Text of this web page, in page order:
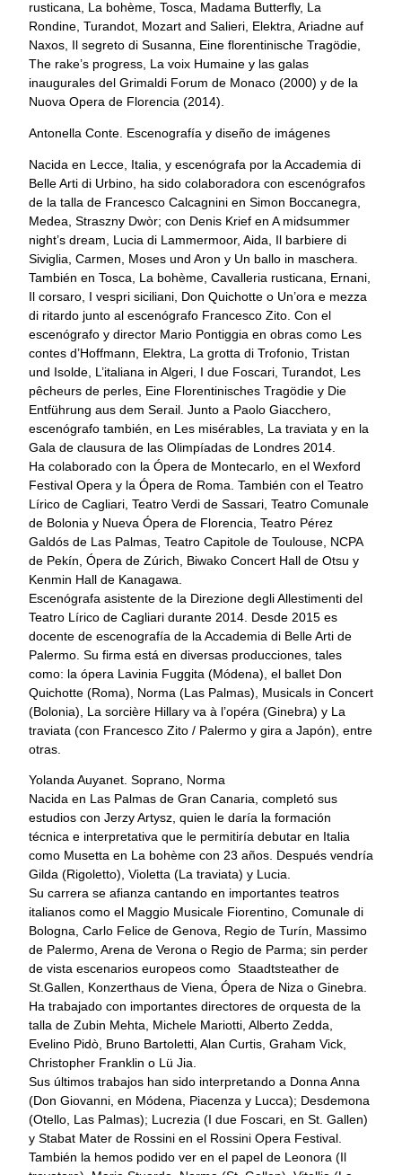
rusticana, La bohème, Tosca, Madama Butterfly, La
Rondine, Turandot, Mozart and Salieri, Elektra, Ariadne auf
Naxos, Il segreto di Susanna, Eine florentinische Tragödie,
The rake’s progress, La voix Humaine y las galas
inaugurales del Grimaldi Forum de Monaco (2000) y de la
Nuova Opera de Florencia (2014).
Antonella Conte. Escenografía y diseño de imágenes
Nacida en Lecce, Italia, y escenógrafa por la Accademia di
Belle Arti di Urbino, ha sido colaboradora con escenógrafos
de la talla de Francesco Calcagnini en Simon Boccanegra,
Medea, Straszny Dwòr; con Denis Krief en A midsummer
night’s dream, Lucia di Lammermoor, Aida, Il barbiere di
Siviglia, Carmen, Moses und Aron y Un ballo in maschera.
También en Tosca, La bohème, Cavalleria rusticana, Ernani,
Il corsaro, I vespri siciliani, Don Quichotte o Un’ora e mezza
di ritardo junto al escenógrafo Francesco Zito. Con el
escenógrafo y director Mario Pontiggia en obras como Les
contes d’Hoffmann, Elektra, La grotta di Trofonio, Tristan
und Isolde, L’italiana in Algeri, I due Foscari, Turandot, Les
pêcheurs de perles, Eine Florentinisches Tragödie y Die
Entführung aus dem Serail. Junto a Paolo Giacchero,
escenógrafo también, en Les misérables, La traviata y en la
Gala de clausura de las Olimpíadas de Londres 2014.
Ha colaborado con la Ópera de Montecarlo, en el Wexford
Festival Opera y la Ópera de Roma. También con el Teatro
Lírico de Cagliari, Teatro Verdi de Sassari, Teatro Comunale
de Bolonia y Nueva Ópera de Florencia, Teatro Pérez
Galdós de Las Palmas, Teatro Capitole de Toulouse, NCPA
de Pekín, Ópera de Zúrich, Biwako Concert Hall de Otsu y
Kenmin Hall de Kanagawa.
Escenógrafa asistente de la Direzione degli Allestimenti del
Teatro Lírico de Cagliari durante 2014. Desde 2015 es
docente de escenografía de la Accademia di Belle Arti de
Palermo. Su firma está en diversas producciones, tales
como: la ópera Lavinia Fuggita (Módena), el ballet Don
Quichotte (Roma), Norma (Las Palmas), Musicals in Concert
(Bolonia), La sorcière Hillary va à l’opéra (Ginebra) y La
traviata (con Francesco Zito / Palermo y gira a Japón), entre
otras.
Yolanda Auyanet. Soprano, Norma
Nacida en Las Palmas de Gran Canaria, completó sus
estudios con Jerzy Artysz, quien le daría la formación
técnica e interpretativa que le permitiría debutar en Italia
como Musetta en La bohème con 23 años. Después vendría
Gilda (Rigoletto), Violetta (La traviata) y Lucia.
Su carrera se afianza cantando en importantes teatros
italianos como el Maggio Musicale Fiorentino, Comunale di
Bologna, Carlo Felice de Genova, Regio de Turín, Massimo
de Palermo, Arena de Verona o Regio de Parma; sin perder
de vista escenarios europeos como Staadtsteather de
St.Gallen, Konzerthaus de Viena, Ópera de Niza o Ginebra.
Ha trabajado con importantes directores de orquesta de la
talla de Zubin Mehta, Michele Mariotti, Alberto Zedda,
Evelino Pidò, Bruno Bartoletti, Alan Curtis, Graham Vick,
Christopher Franklin o Lü Jia.
Sus últimos trabajos han sido interpretando a Donna Anna
(Don Giovanni, en Módena, Piacenza y Lucca); Desdemona
(Otello, Las Palmas); Lucrezia (I due Foscari, en St. Gallen)
y Stabat Mater de Rossini en el Rossini Opera Festival.
También la hemos podido ver en el papel de Leonora (Il